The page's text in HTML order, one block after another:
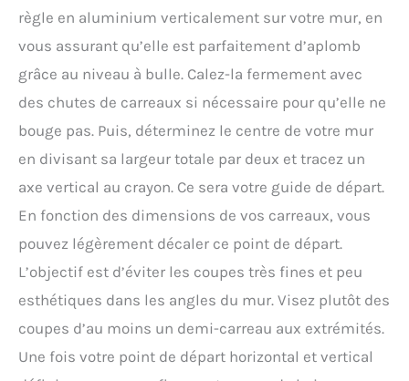
règle en aluminium verticalement sur votre mur, en
vous assurant qu’elle est parfaitement d’aplomb
grâce au niveau à bulle. Calez-la fermement avec
des chutes de carreaux si nécessaire pour qu’elle ne
bouge pas. Puis, déterminez le centre de votre mur
en divisant sa largeur totale par deux et tracez un
axe vertical au crayon. Ce sera votre guide de départ.
En fonction des dimensions de vos carreaux, vous
pouvez légèrement décaler ce point de départ.
L’objectif est d’éviter les coupes très fines et peu
esthétiques dans les angles du mur. Visez plutôt des
coupes d’au moins un demi-carreau aux extrémités.
Une fois votre point de départ horizontal et vertical